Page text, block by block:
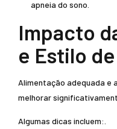
apneia do sono.
Impacto
e Estilo
Alimentação adequada e
melhorar
Algumas dicas incluem:.